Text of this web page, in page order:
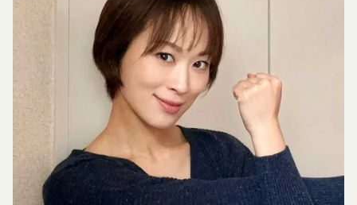
当社は、お客様の同意を得た場合、お客様情報（個
人情報の場合もあります。）を第三者である会社、
組織、個人に提供することがあります。
第三者サービス提供者との共有
支払処理、データ分析、メール送信、ホスティング
サービス、カスタマーサービスなどを当社の代理で
行うサービスを提供する第三者、または、当社のマ
ーケティングのサポートを行う第三者に対して、お
客様情報を提供することがあります。
外部サービスとの連携のための共有
ービスとします。
コミュニティポータルサイトが提供する情報サ
ービス
前各号に付随する各種サービス
当社は、前項各号に定めるサービスの内容を変更す
ることができるものとします。
第4条（会員登録）
会員登録手続きは、本サービスの会員登録ページか
ら当社の指定する方法に従い、会員登録を希望する
本人が行うものとします。当社に対して会員登録の